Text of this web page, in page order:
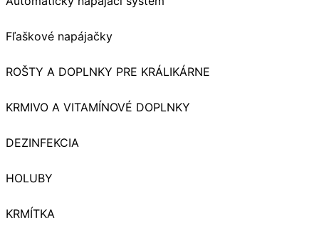
Fľaškové napájačky
ROŠTY A DOPLNKY PRE KRÁLIKÁRNE
KRMIVO A VITAMÍNOVÉ DOPLNKY
DEZINFEKCIA
HOLUBY
KRMÍTKA